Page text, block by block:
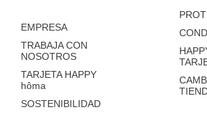
EMPRESA
TRABAJA CON
NOSOTROS
TARJETA HAPPY
hôma
SOSTENIBILIDAD